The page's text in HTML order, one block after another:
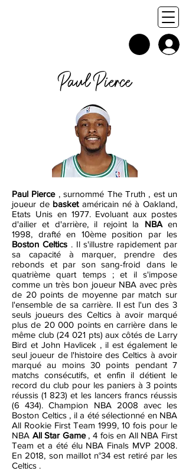
Paul Pierce
Paul Pierce, surnommé The Truth , est un
joueur de basketaméricain né à Oakland,
Etats Unis en 1977. Evoluant aux postes
d'ailier et d'arrière, il rejoint la NBAen
1998, drafté en 10ème position par les
Boston Celtics. Il s'illustre rapidement par
sa capacité à marquer, prendre des
rebonds et par son sang-froid dans le
quatrième quart temps ; et il s'impose
comme un très bon joueur NBA avec près
de 20 points de moyenne par match sur
l'ensemble de sa carrière. Il est l'un des 3
seuls joueurs des Celtics à avoir marqué
plus de 20 000 points en carrière dans le
même club (24 021 pts) aux côtés de Larry
Bird et John Havlicek , il est également le
seul joueur de l'histoire des Celtics à avoir
marqué au moins 30 points pendant 7
matchs consécutifs, et enfin il détient le
record du club pour les paniers à 3 points
réussis (1 823) et les lancers francs réussis
(6 434). Champion NBA 2008 avec les
Boston Celtics , il a été sélectionné en NBA
All Rookie First Team 1999, 10 fois pour le
NBA All Star Game, 4 fois en All NBA First
Team et a été élu NBA Finals MVP 2008.
En 2018, son maillot n°34 est retiré par les
Celtics .